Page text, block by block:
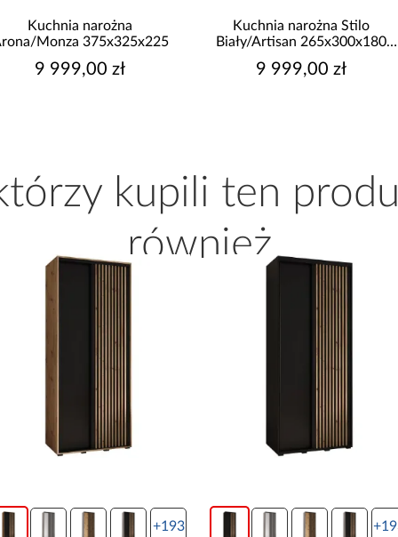
Kuchnia narożna Stilo
Biały/Artisan 265x300x180
9 999,00 zł
Łóżko kontynentalne Santi
160x200 jasny popiel
3 499,99 zł
kupili ten
również
+193